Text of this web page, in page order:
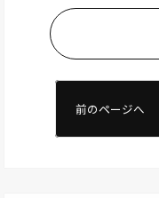
前のページへ